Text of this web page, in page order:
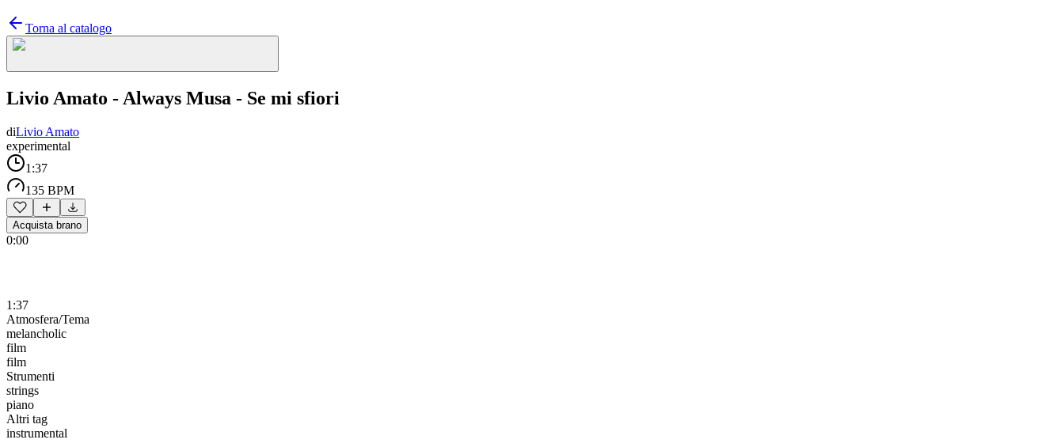
Torna al catalogo
Livio Amato - Always Musa - Se mi sfiori
diLivio Amato
experimental
1:37
135 BPM
Acquista brano
0:00
1:37
Atmosfera/Tema
melancholic
film
film
Strumenti
strings
piano
Altri tag
instrumental